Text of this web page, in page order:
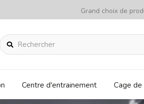
Grand choix de
Rechercher
Centre d'entrainement Cage